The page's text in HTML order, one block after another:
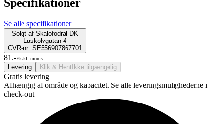
Specifikationer
Se alle specifikationer
Solgt af Skalofodral DK
Låskolvgatan 4
CVR-nr: SE556907867701
81.-Ekskl. moms
Levering Klik & Hent Ikke tilgængelig
Gratis levering
Afhængig af område og kapacitet. Se alle leveringsmulighederne i
check-out